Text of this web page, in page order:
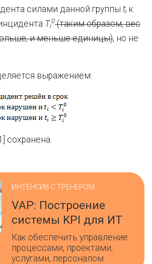
силами данной группы ti к
Ti
0(таким образом, вес
и меньше единицы), но не
выражением:
сохранена.
ИНТЕНСИВ С ТРЕНЕРОМ
VAP: Построение
системы KPI для ИТ
Как обеспечить управление
процессами, проектами,
услугами, персоналом